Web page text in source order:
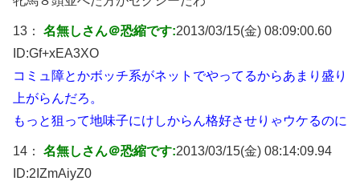
13： 名無しさん＠恐縮です:2013/03/15(金) 08:09:00.60
ID:Gf+xEA3XO
コミュ障とかボッチ系がネットでやってるからあまり盛り
上がらんだろ。
もっと狙って地味子にけしからん格好させりゃウケるのに
14： 名無しさん＠恐縮です:2013/03/15(金) 08:14:09.94
ID:2IZmAiyZ0